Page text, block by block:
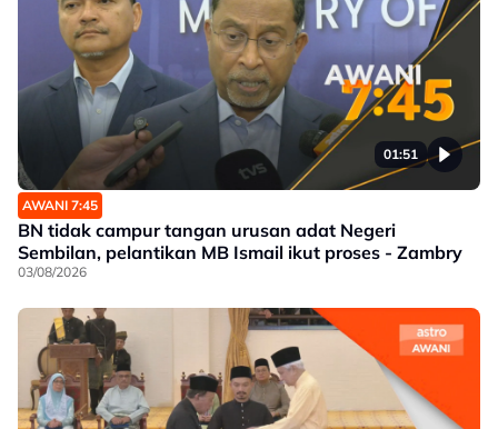
01:51
AWANI 7:45
BN tidak campur tangan urusan adat Negeri
Sembilan, pelantikan MB Ismail ikut proses - Zambry
03/08/2026